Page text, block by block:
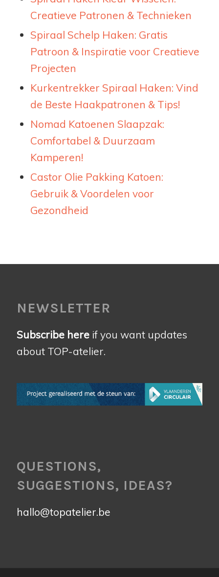
Creatieve Patronen & Technieken
Spiraal Schelp Haken: Gratis
Patroon & Inspiratie voor Creatieve
Projecten
Kurkentrekker Spiraal Haken: Vind
de Beste Haakpatronen & Tips!
Nomad Katoenen Slaapzak:
Comfortabel & Duurzaam
Kamperen!
Castor Olie Pakking Katoen:
Gebruik & Voordelen voor
Gezondheid
NEWSLETTER
Subscribe hereif you want updates
about TOP-atelier.
QUESTIONS,
SUGGESTIONS, IDEAS?
hallo@topatelier.be